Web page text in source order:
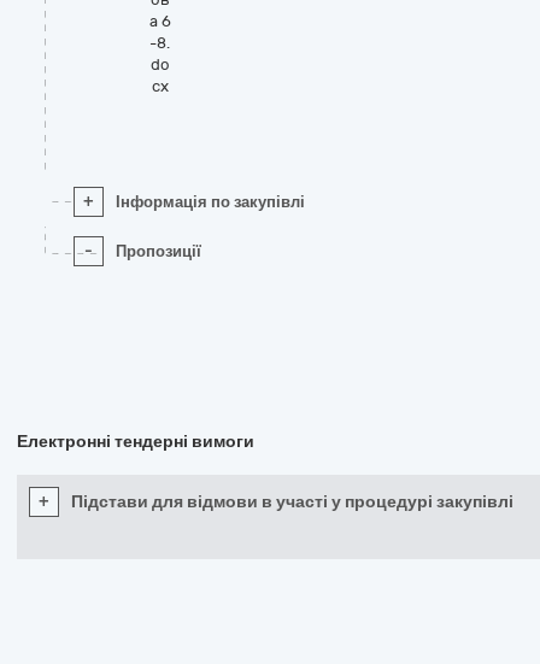
а 6
-8.
do
cx
+ Інформація по закупівлі
- Пропозиції
Електронні тендерні вимоги
+ Підстави для відмови в участі у процедурі закупівлі